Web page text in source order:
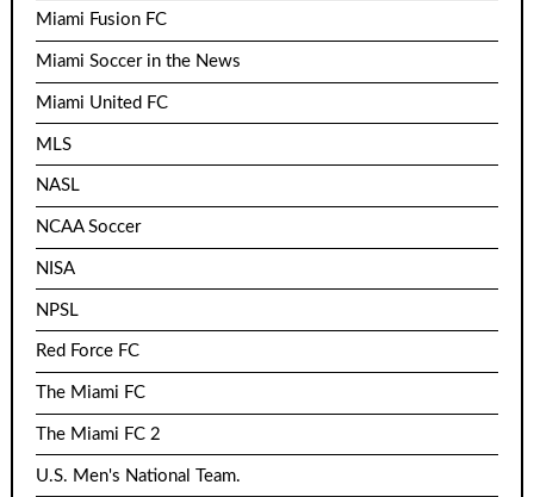
Miami Fusion FC
Miami Soccer in the News
Miami United FC
MLS
NASL
NCAA Soccer
NISA
NPSL
Red Force FC
The Miami FC
The Miami FC 2
U.S. Men's National Team.